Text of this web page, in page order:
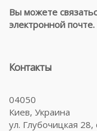
Вы можете
электронной почте.
Контакты
04050
Киев, Украина
ул. Глубочицкая